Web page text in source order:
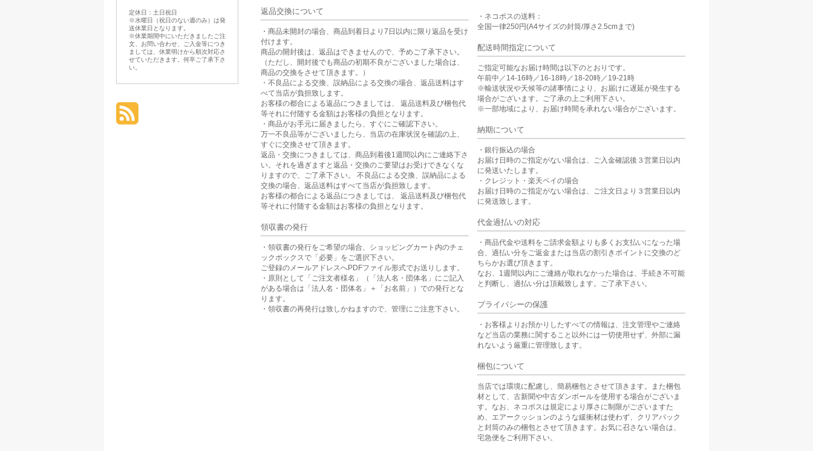
返品交換について
・商品未開封の場合、商品到着日より7日以内に限り返品を受け
付けます。
商品の開封後は、返品はできませんので、予めご了承下さい。
（ただし、開封後でも商品の初期不良がございました場合は、
商品の交換をさせて頂きます。）
・不良品による交換、誤納品による交換の場合、返品送料はす
べて当店が負担致します。
お客様の都合による返品につきましては、 返品送料及び梱包代
等それに付随する金額はお客様の負担となります。
・商品がお手元に届きましたら、すぐにご確認下さい。
万一不良品等がございましたら、当店の在庫状況を確認の上、
すぐに交換させて頂きます。
返品・交換につきましては、商品到着後1週間以内にご連絡下さ
い。それを過ぎますと返品・交換のご要望はお受けできなくな
りますので、ご了承下さい。 不良品による交換、誤納品による
交換の場合、返品送料はすべて当店が負担致します。
お客様の都合による返品につきましては、 返品送料及び梱包代
等それに付随する金額はお客様の負担となります。
領収書の発行
・領収書の発行をご希望の場合、ショッピングカート内のチェ
ックボックスで「必要」をご選択下さい。
ご登録のメールアドレスへPDFファイル形式でお送りします。
・原則として「ご注文者様名」（「法人名・団体名」にご記入
がある場合は「法人名・団体名」＋「お名前」）での発行とな
ります。
・領収書の再発行は致しかねますので、管理にご注意下さい。
・ネコポスの送料：
全国一律250円(A4サイズの封筒/厚さ2.5cmまで)
配送時間指定について
ご指定可能なお届け時間は以下のとおりです。
午前中／14-16時／16-18時／18-20時／19-21時
※輸送状況や天候等の諸事情により、お届けに遅延が発生する
場合がございます。ご了承の上ご利用下さい。
※一部地域により、お届け時間を承れない場合がございます。
納期について
・銀行振込の場合
お届け日時のご指定がない場合は、ご入金確認後３営業日以内
に発送いたします。
・クレジット・楽天ペイの場合
お届け日時のご指定がない場合は、ご注文日より３営業日以内
に発送致します。
代金過払いの対応
・商品代金や送料をご請求金額よりも多くお支払いになった場
合、過払い分をご返金または当店の割引きポイントに交換のど
ちらかお選び頂きます。
なお、1週間以内にご連絡が取れなかった場合は、手続き不可能
と判断し、過払い分は頂戴致します。ご了承下さい。
プライバシーの保護
・お客様よりお預かりしたすべての情報は、注文管理やご連絡
など当店の業務に関すること以外には一切使用せず、外部に漏
れないよう厳重に管理致します。
梱包について
当店では環境に配慮し、簡易梱包とさせて頂きます。また梱包
材として、古新聞や中古ダンボールを使用する場合がございま
す。なお、ネコポスは規定により厚さに制限がございますた
め、エアークッションのような緩衝材は使わず、クリアパック
と封筒のみの梱包とさせて頂きます。お気に召さない場合は、
宅急便をご利用下さい。
定休日：土日祝日
※水曜日（祝日のない週のみ）は発
送休業日となります。
※休業期間中にいただきましたご注
文、お問い合わせ、ご入金等につき
ましては、休業明けから順次対応さ
せていただきます。何卒ご了承下さ
い。